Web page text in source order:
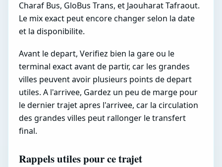
Charaf Bus, GloBus Trans, et Jaouharat Tafraout.
Le mix exact peut encore changer selon la date
et la disponibilite.
Avant le depart, Verifiez bien la gare ou le
terminal exact avant de partir, car les grandes
villes peuvent avoir plusieurs points de depart
utiles. A l'arrivee, Gardez un peu de marge pour
le dernier trajet apres l'arrivee, car la circulation
des grandes villes peut rallonger le transfert
final.
Rappels utiles pour ce trajet